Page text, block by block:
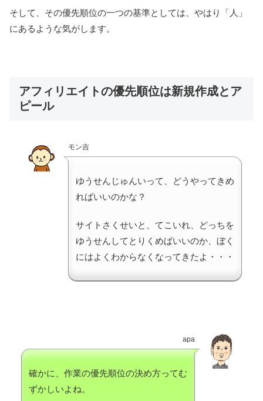
そして、その優先順位の一つの基準としては、やはり「人」
にあるような気がします。
アフィリエイトの優先順位は新規作成とア
ピール
モン吉
ゆうせんじゅんいって、どうやってきめ
ればいいのかな？
サイトさくせいと、てこいれ、どっちを
ゆうせんしてとりくめばいいのか、ぼく
にはよくわからなくなってきたよ・・・
apa
確かに、作業の優先順位の決め方ってむ
ずかしいよね。